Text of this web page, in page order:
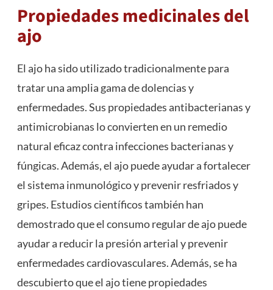
Propiedades medicinales del
ajo
El ajo ha sido utilizado tradicionalmente para
tratar una amplia gama de dolencias y
enfermedades. Sus propiedades antibacterianas y
antimicrobianas lo convierten en un remedio
natural eficaz contra infecciones bacterianas y
fúngicas. Además, el ajo puede ayudar a fortalecer
el sistema inmunológico y prevenir resfriados y
gripes. Estudios científicos también han
demostrado que el consumo regular de ajo puede
ayudar a reducir la presión arterial y prevenir
enfermedades cardiovasculares. Además, se ha
descubierto que el ajo tiene propiedades